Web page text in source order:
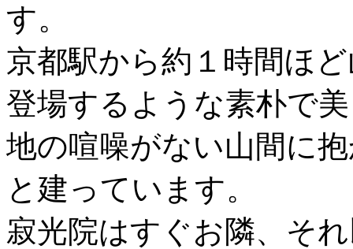
す。
京都駅から約１時間ほ
登場するような素朴で
地の喧噪がない山間に
と建っています。
寂光院はすぐお隣、そ